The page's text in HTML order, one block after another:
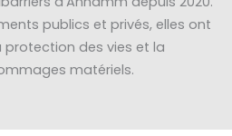
publics et privés, elles ont
protection des vies et la
matériels.